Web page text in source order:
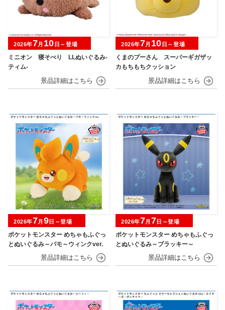
ミニオン 寝そべり LLぬいぐるみ‐
ティム‐
2026年7月 10 日～登場
くまのプーさん スーパーギガザッ
カもちもちクッション
2026年7月 10 日～登場
ポケットモンスター めちゃもふぐっ
とぬいぐるみ～パモ～ウィンクver.
2026年7月 9日～登場
ポケットモンスター めちゃもふぐっ
とぬいぐるみ～ブラッキー～
2026年7月 7日～登場